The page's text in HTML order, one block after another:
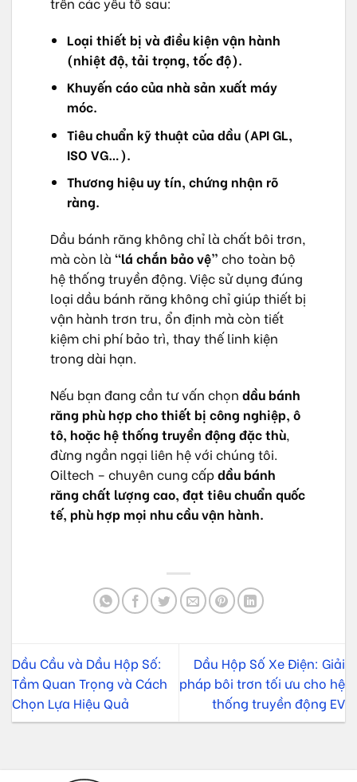
Loại thiết bị và điều kiện vận hành
(nhiệt độ, tải trọng, tốc độ).
Khuyến cáo của nhà sản xuất máy
móc.
Tiêu chuẩn kỹ thuật của dầu (API GL,
ISO VG…).
Thương hiệu uy tín, chứng nhận rõ
ràng.
Dầu bánh răng không chỉ là chất bôi trơn,
mà còn là “lá chắn bảo vệ” cho toàn bộ
hệ thống truyền động. Việc sử dụng đúng
loại dầu bánh răng không chỉ giúp thiết bị
vận hành trơn tru, ổn định mà còn tiết
kiệm chi phí bảo trì, thay thế linh kiện
trong dài hạn.
Nếu bạn đang cần tư vấn chọn dầu bánh
răng phù hợp cho thiết bị công nghiệp, ô
tô, hoặc hệ thống truyền động đặc thù,
đừng ngần ngại liên hệ với chúng tôi.
Oiltech – chuyên cung cấpdầu bánh
răng chất lượng cao, đạt tiêu chuẩn quốc
tế, phù hợp mọi nhu cầu vận hành.
Dầu Cầu và Dầu Hộp Số:
Tầm Quan Trọng và Cách
Chọn Lựa Hiệu Quả
Dầu Hộp Số Xe Điện: Giải
pháp bôi trơn tối ưu cho hệ
thống truyền động EV